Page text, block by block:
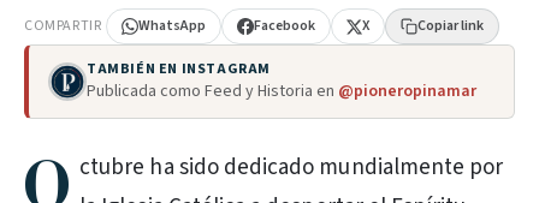
COMPARTIR WhatsApp Facebook X Copiar link
TAMBIÉN EN INSTAGRAM
Publicada como Feed y Historia en @pioneropinamar
O ctubre ha sido dedicado mundialmente por